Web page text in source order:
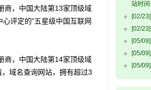
，中国大陆第13家顶级域
评定的"五星级中国互联网
，中国大陆第14家顶级域
域名查询网站，拥有超过3
站时
[02/23]
[02/23]
[05/09]
[05/09]
[05/09]